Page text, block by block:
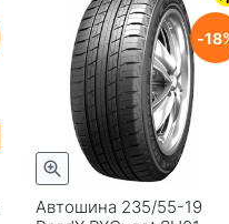
Автошина 235/55-19
18